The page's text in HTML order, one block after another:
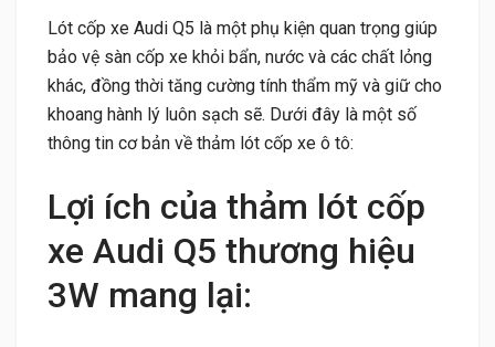
Lót cốp xe Audi Q5 là một phụ kiện quan trọng giúp
bảo vệ sàn cốp xe khỏi bẩn, nước và các chất lỏng
khác, đồng thời tăng cường tính thẩm mỹ và giữ cho
khoang hành lý luôn sạch sẽ. Dưới đây là một số
thông tin cơ bản về thảm lót cốp xe ô tô:
Lợi ích của thảm lót cốp
xe Audi Q5 thương hiệu
3W mang lại: